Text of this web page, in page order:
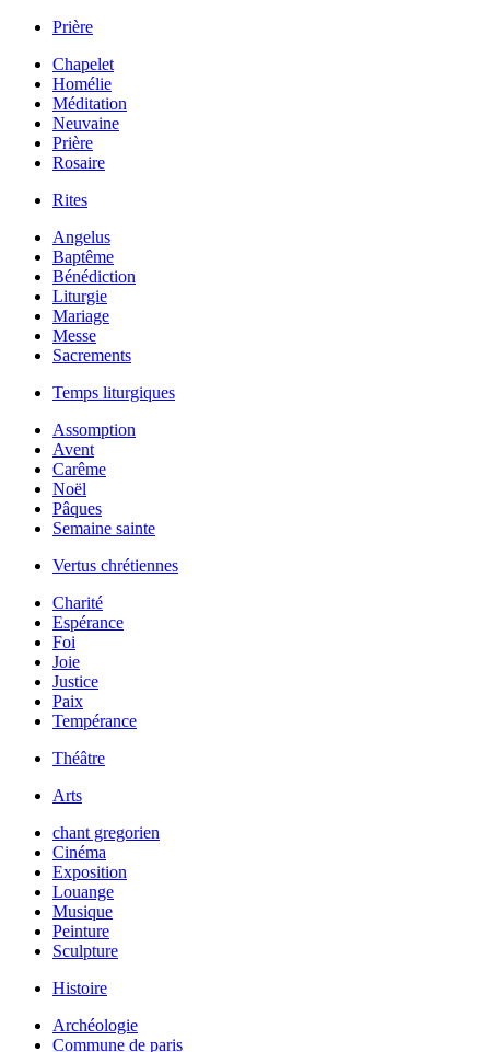
Prière
Chapelet
Homélie
Méditation
Neuvaine
Prière
Rosaire
Rites
Angelus
Baptême
Bénédiction
Liturgie
Mariage
Messe
Sacrements
Temps liturgiques
Assomption
Avent
Carême
Noël
Pâques
Semaine sainte
Vertus chrétiennes
Charité
Espérance
Foi
Joie
Justice
Paix
Tempérance
Théâtre
Arts
chant gregorien
Cinéma
Exposition
Louange
Musique
Peinture
Sculpture
Histoire
Archéologie
Commune de paris